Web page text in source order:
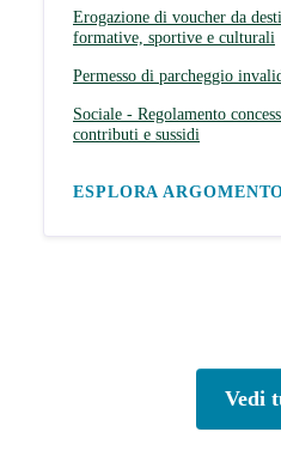
Erogazione di voucher da
formative, sportive e culturali
Permesso di parcheggio
Sociale - Regolamento
contributi e sussidi
ESPLORA
Vedi